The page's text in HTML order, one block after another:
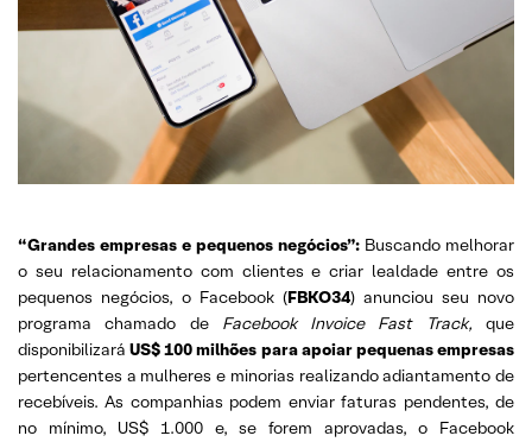
“Grandes empresas e pequenos negócios”: Buscando melhorar
o seu relacionamento com clientes e criar lealdade entre os
pequenos negócios, o Facebook (FBKO34) anunciou seu novo
programa chamado de Facebook Invoice Fast Track,que
disponibilizaráUS$ 100 milhões para apoiar pequenas empresas
pertencentes a mulheres e minorias realizando adiantamento de
recebíveis. As companhias podem enviar faturas pendentes, de
no mínimo, US$ 1.000 e, se forem aprovadas, o Facebook